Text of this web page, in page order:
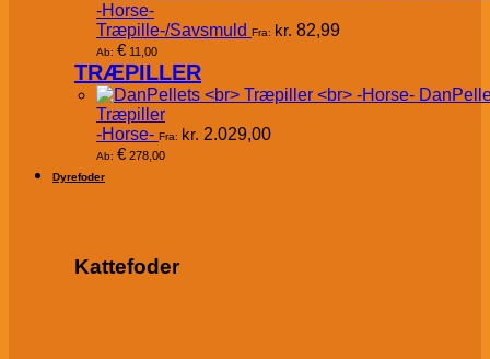
-Horse-
Træpille-/Savsmuld Fra: kr. 82,99
Ab: € 11,00
TRÆPILLER
Træpiller
-Horse- Fra: kr. 2.029,00
Ab: € 278,00
Dyrefoder
Kattefoder